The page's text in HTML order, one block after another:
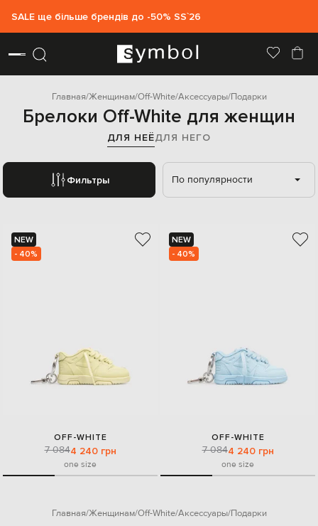
SALE ще більше брендів до -50% SS`26
Главная Женщинам Off-White Аксессуары Подарки
Брелоки Off-White для женщин
ДЛЯ НЕЁДЛЯ НЕГО
Фильтры По популярности
NEW
- 40%
OFF-WHITE
7 0844 240 грн
one size
NEW
- 40%
OFF-WHITE
7 0844 240 грн
one size
Главная Женщинам Off-White Аксессуары Подарки